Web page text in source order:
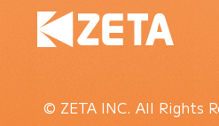
© ZETA INC. All Rights